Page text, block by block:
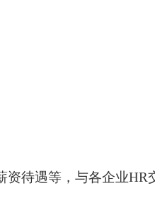
资待遇等，与各企业HR